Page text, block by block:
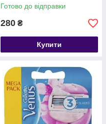
Готово до відправки
280 ₴
Купити